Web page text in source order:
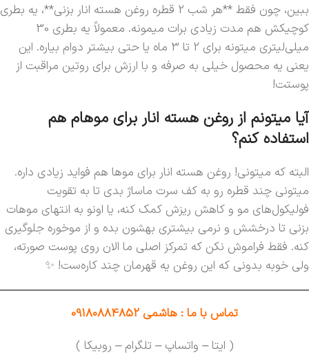
ببین، چون فقط **هر شب 2 قطره روغن هسته انار بزنی**، یه بطری
کوچیکش هم مدت زیادی برات میمونه. معمولاً یه بطری 30
میلی‌لیتری میتونه برای 2 تا 3 ماه یا حتی بیشتر دوام بیاره. این
یعنی یه محصول خیلی به صرفه و با ارزش برای روتین مراقبت از
پوستت!
آیا میتونم از روغن هسته انار برای موهام هم
استفاده کنم؟
البته که میتونی! روغن هسته انار برای موها هم فواید زیادی داره.
میتونی چند قطره رو به کف سرت ماساژ بدی تا به تقویت
فولیکول‌های مو و کاهش ریزش کمک کنه، یا اونو به انتهای موهات
بزنی تا درخشش و نرمی بیشتری بهشون بده و از موخوره جلوگیری
کنه. فقط فراموش نکن که تمرکز اصلی ما الان روی پوست صورته،
ولی خوبه بدونی که این روغن یه قهرمان چند کاره‌ست! ✨
تماس با ما : هاشمی 09180884852
( ایتا – واتساپ – تلگرام – روبیکا )